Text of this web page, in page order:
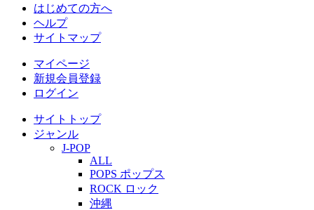
はじめての方へ
ヘルプ
サイトマップ
マイページ
新規会員登録
ログイン
サイトトップ
ジャンル
J-POP
ALL
POPS ポップス
ROCK ロック
沖縄